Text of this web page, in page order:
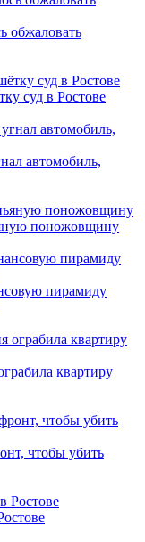
обжаловать
суд в Ростове
автомобиль,
поножовщину
пирамиду
квартиру
чтобы убить